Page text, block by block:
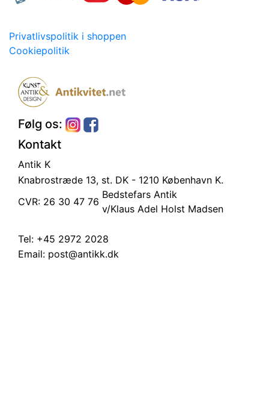
Privatlivspolitik i shoppen
Cookiepolitik
Følg os:
Kontakt
Antik K
Knabrostræde 13, st. DK - 1210 København K.
CVR: 26 30 47 76
Bedstefars Antik
v/Klaus Adel Holst Madsen
Tel: +45 2972 2028
Email: post@antikk.dk